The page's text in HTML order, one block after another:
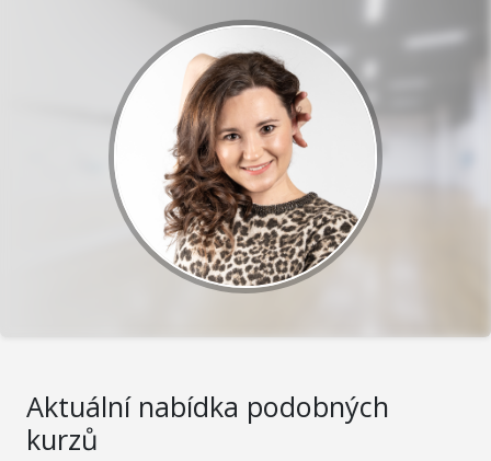
Aktuální nabídka podobných
kurzů